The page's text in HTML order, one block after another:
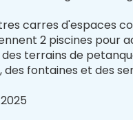
carres d'espaces
2 piscines pour
terrains de
des fontaines et des